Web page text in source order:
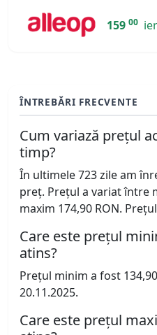
159 00
ÎNTREBĂRI FRECVENTE
Cum variază prețul
timp?
În ultimele 723 zile am
preț. Prețul a variat între
maxim 174,90 RON.
Care este prețul
atins?
Prețul minim a fost
20.11.2025.
Care este prețul